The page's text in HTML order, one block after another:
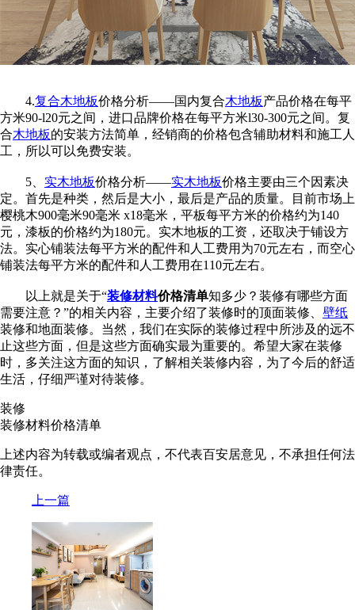
4.复合木地板价格分析——国内复合木地板产品价格在每平
方米90-l20元之间，进口品牌价格在每平方米l30-300元之间。复
合木地板的安装方法简单，经销商的价格包含辅助材料和施工人
工，所以可以免费安装。
5、 实木地板价格分析——实木地板价格主要由三个因素决
定。首先是种类，然后是大小，最后是产品的质量。目前市场上
樱桃木900毫米90毫米 x18毫米，平板每平方米的价格约为140
元，漆板的价格约为180元。实木地板的工资，还取决于铺设方
法。实心铺装法每平方米的配件和人工费用为70元左右，而空心
铺装法每平方米的配件和人工费用在110元左右。
以上就是关于“装修材料价格清单知多少？装修有哪些方面
需要注意？”的相关内容，主要介绍了装修时的顶面装修、 壁纸
装修和地面装修。当然，我们在实际的装修过程中所涉及的远不
止这些方面，但是这些方面确实最为重要的。希望大家在装修
时，多关注这方面的知识，了解相关装修内容，为了今后的舒适
生活，仔细严谨对待装修。
装修
装修材料价格清单
上述内容为转载或编者观点，不代表百安居意见，不承担任何法
律责任。
上一篇